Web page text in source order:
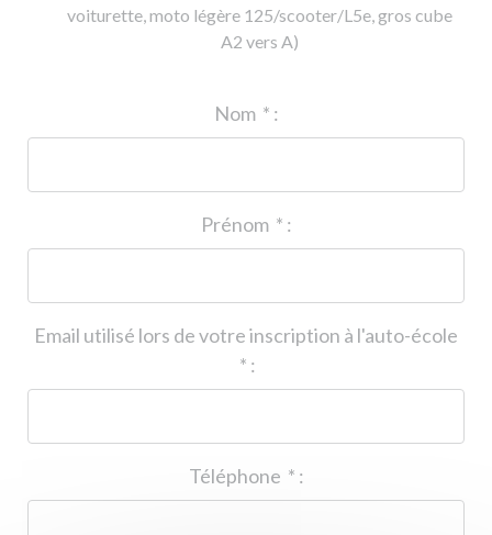
voiturette, moto légère 125/scooter/L5e, gros cube
A2 vers A)
* :
* :
Email utilisé lors de votre inscription à l'auto-école
* :
* :